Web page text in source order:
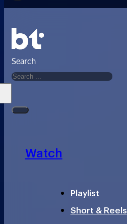
Search
Watch
Playlist
Short & Reels